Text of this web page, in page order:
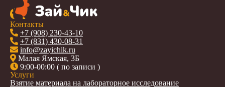
Контакты
+7 (908) 230-43-10
+7 (831) 430-08-31
info@zayichik.ru
Малая Ямская, 3Б
9:00-00:00 ( по записи )
Услуги
Взятие материала на лабораторное исследование